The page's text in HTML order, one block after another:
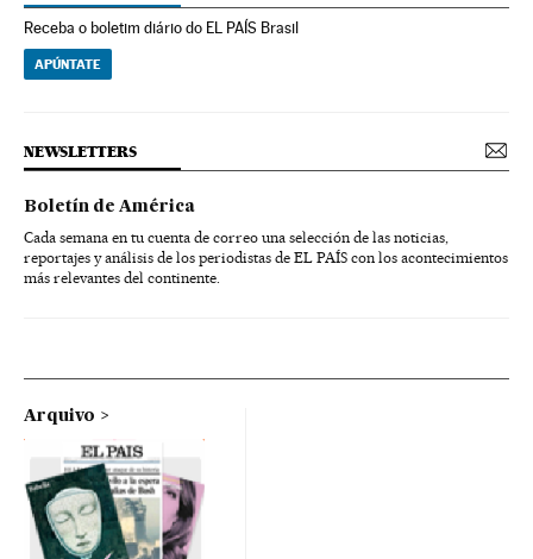
Receba o boletim diário do EL PAÍS Brasil
APÚNTATE
NEWSLETTERS
Boletín de América
Cada semana en tu cuenta de correo una selección de las noticias,
reportajes y análisis de los periodistas de EL PAÍS con los acontecimientos
más relevantes del continente.
Arquivo